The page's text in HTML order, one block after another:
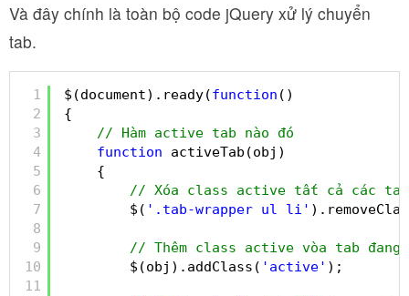
Và đây chính là toàn bộ code jQuery xử lý chuyển
tab.
1
2
3
4
5
6
7
8
9
10
11
$(document).ready(function ()
{
// Hàm active tab nào đó
function
activeTab(obj)
{
// Xóa class active tất cả các tab
$( '.tab-wrapper ul li'
// Thêm class active vòa tab
$(obj).addClass( 'active' );